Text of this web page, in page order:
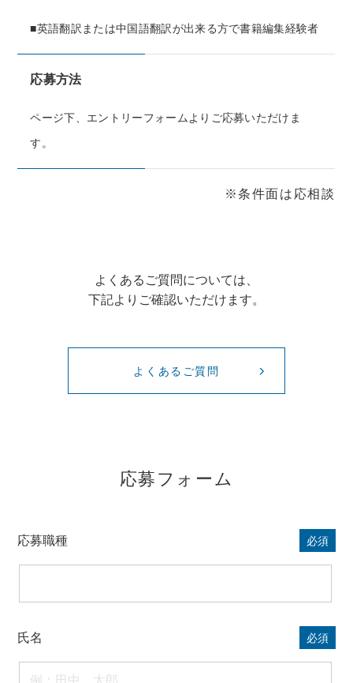
※条件面は応相談
■英語翻訳または中国語翻訳が出来る方で書籍編集経験者
応募方法
ページ下、エントリーフォームよりご応募いただけま
す。
よくあるご質問については、
下記よりご確認いただけます。
よくあるご質問
応募フォーム
応募職種 必須
氏名 必須